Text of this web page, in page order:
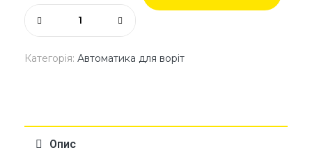
Категорія: Автоматика для воріт
Опис